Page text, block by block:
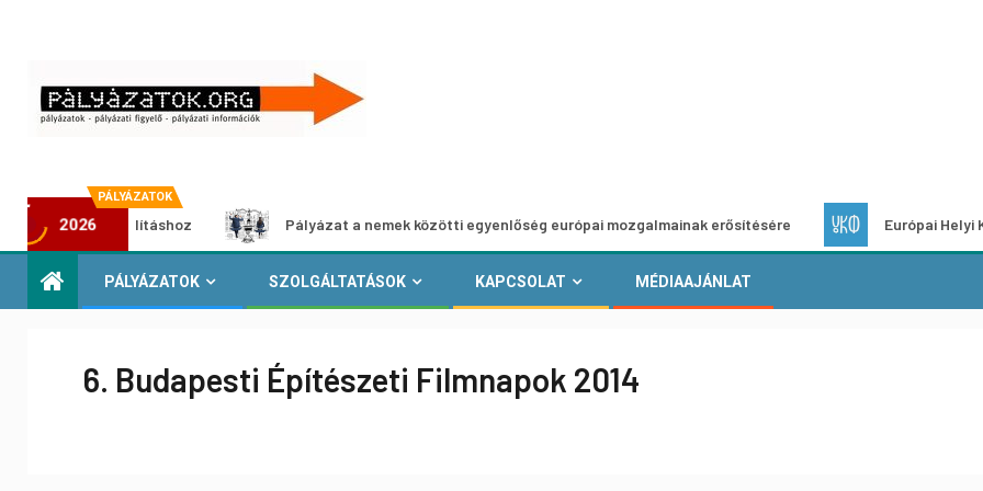
PÁLYÁZATOK
2026
kiállításhoz Pályázat a nemek közötti egyenlőség európai mozgalmainak erősítésére Európai Helyi Kultúra
PÁLYÁZATOK SZOLGÁLTATÁSOK KAPCSOLAT MÉDIAAJÁNLAT
6. Budapesti Építészeti Filmnapok 2014